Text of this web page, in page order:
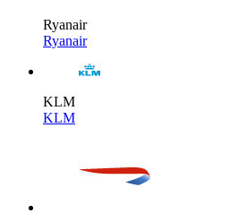
Ryanair
Ryanair
KLM
KLM